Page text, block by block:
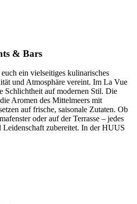
& Bars
ein vielseitiges kulinarisches
und Atmosphäre vereint. Im La Vue
Schlichtheit auf modernen Stil. Die
Aromen des Mittelmeers mit
auf frische, saisonale Zutaten. Ob
oder auf der Terrasse – jedes
zubereitet. In der HUUS